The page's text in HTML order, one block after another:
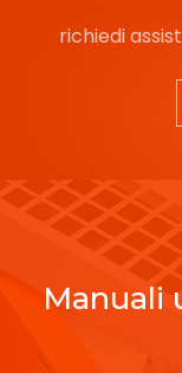
richiedi
Manuali